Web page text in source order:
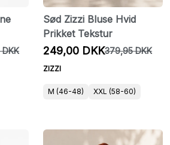
Sød Zizzi Bluse Hvid
Prikket Tekstur
249,00 DKK379,95 DKK
ZIZZI
M (46-48) XXL (58-60)